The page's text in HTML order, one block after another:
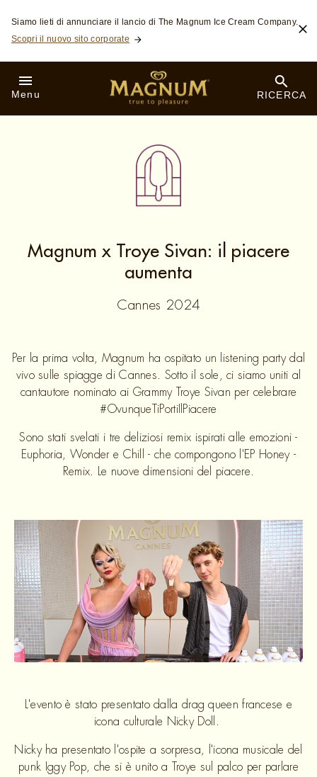
Skip to:
Siamo lieti di annunciare il lancio di The Magnum Ice Cream Company.
Scopri il nuovo sito corporate
Menu RICERCA
Magnum x Troye Sivan: il piacere
aumenta
Cannes 2024
Per la prima volta, Magnum ha ospitato un listening party dal
vivo sulle spiagge di Cannes. Sotto il sole, ci siamo uniti al
cantautore nominato ai Grammy Troye Sivan per celebrare
#OvunqueTiPortiIlPiacere
Sono stati svelati i tre deliziosi remix ispirati alle emozioni -
Euphoria, Wonder e Chill - che compongono l'EP Honey -
Remix. Le nuove dimensioni del piacere.
L'evento è stato presentato dalla drag queen francese e
icona culturale Nicky Doll.
Nicky ha presentato l'ospite a sorpresa, l'icona musicale del
punk Iggy Pop, che si è unito a Troye sul palco per parlare